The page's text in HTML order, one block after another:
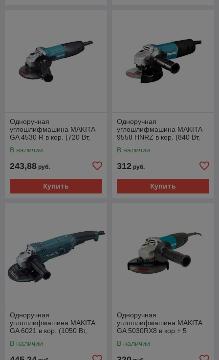
Одноручная
углошлифмашина MAKITA
GA 4530 R в кор. (720 Вт,
пуск)
В наличии
243,88 руб.
Купить
Одноручная
углошлифмашина MAKITA
9558 HNRZ в кор. (840 Вт,
пуск)
В наличии
312 руб.
Купить
Одноручная
углошлифмашина MAKITA
GA 6021 в кор. (1050 Вт,
В наличии
Одноручная
углошлифмашина MAKITA
GA 5030RX8 в кор.+ 5
диск 125х22 мм., без регул.
В наличии